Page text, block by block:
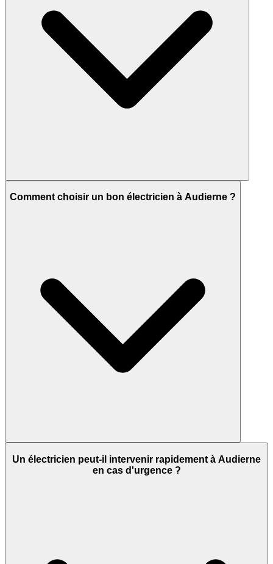
Comment choisir un bon électricien à Audierne ?
Un électricien peut-il intervenir rapidement à Audierne
en cas d'urgence ?